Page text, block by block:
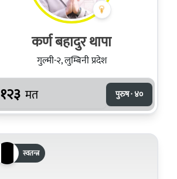
कर्ण बहादुर थापा
गुल्मी-२, लुम्बिनी प्रदेश
१२३ मत पुरुष · ४०
स्वतन्त्र